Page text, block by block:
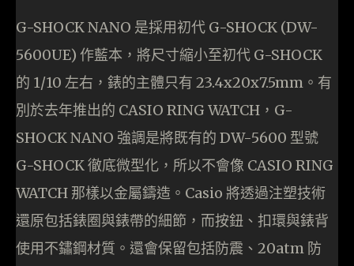
G-SHOCK NANO 是採用初代 G-SHOCK (DW-
5600UE) 作藍本，將尺寸縮小至初代 G-SHOCK
的 1/10 左右，錶的主體只有 23.4x20x7.5mm。有
別於去年推出的 CASIO RING WATCH，G-
SHOCK NANO 強調是將既有的 DW-5600 型號
G-SHOCK 徹底微型化，所以不會像 CASIO RING
WATCH 那樣以金屬鑄造。Casio 將透過注塑技術
還原包括錶圈與錶帶的細節，而按鈕、扣環與錶背
使用不鏽鋼材質。還會保留包括防震、20atm 防